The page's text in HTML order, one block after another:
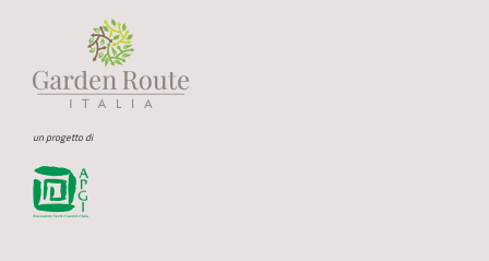
un progetto di